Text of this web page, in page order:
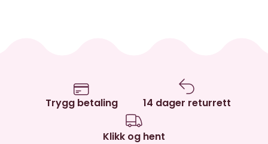
Trygg betaling 14 dager returrett
Klikk og hent